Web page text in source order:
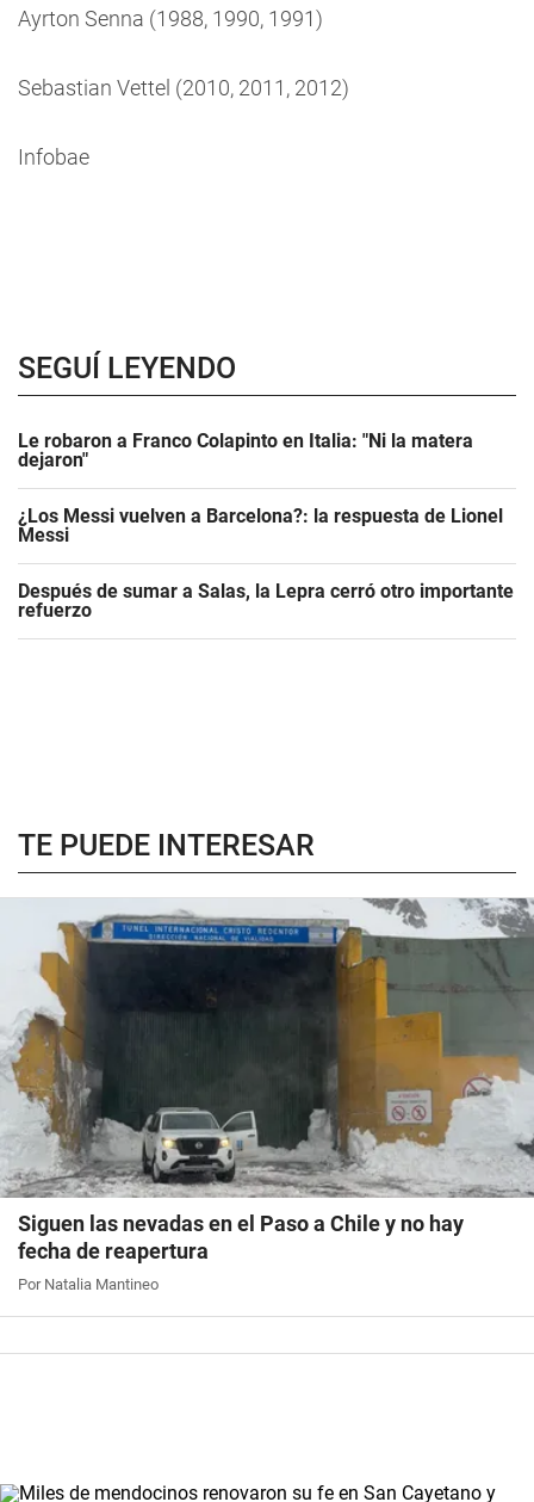
Ayrton Senna (1988, 1990, 1991)
Sebastian Vettel (2010, 2011, 2012)
Infobae
SEGUÍ LEYENDO
Le robaron a Franco Colapinto en Italia: "Ni la matera
dejaron"
¿Los Messi vuelven a Barcelona?: la respuesta de Lionel
Messi
Después de sumar a Salas, la Lepra cerró otro importante
refuerzo
TE PUEDE INTERESAR
Siguen las nevadas en el Paso a Chile y no hay
fecha de reapertura
Por Natalia Mantineo